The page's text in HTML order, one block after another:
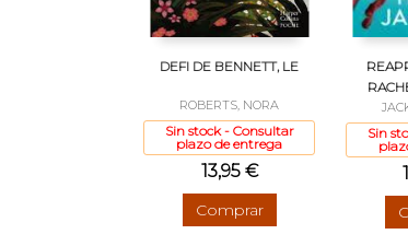
DEFI DE BENNETT, LE
ROBERTS, NORA
Sin stock - Consultar
plazo de entrega
13,95 €
Comprar
Sin